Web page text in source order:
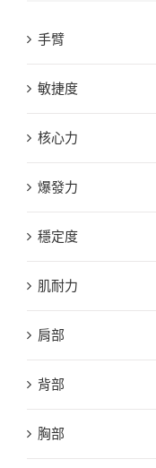
手臂
敏捷度
核心力
爆發力
穩定度
肌耐力
肩部
背部
胸部